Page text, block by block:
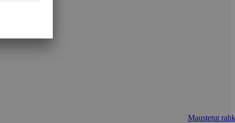
Maustetut